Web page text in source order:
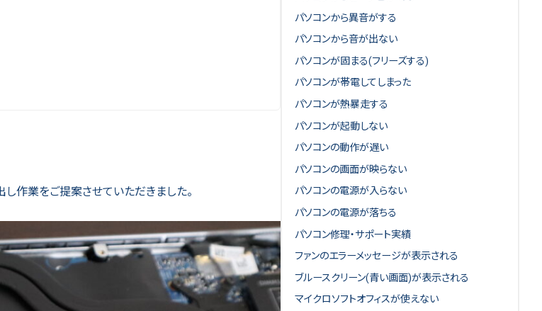
作業をご提案させていただきました。
パソコンから異音がする
パソコンから音が出ない
パソコンが固まる(フリーズする)
パソコンが帯電してしまった
パソコンが熱暴走する
パソコンが起動しない
パソコンの動作が遅い
パソコンの画面が映らない
パソコンの電源が入らない
パソコンの電源が落ちる
パソコン修理・サポート実績
ファンのエラーメッセージが表示される
ブルースクリーン(青い画面)が表示される
マイクロソフトオフィスが使えない